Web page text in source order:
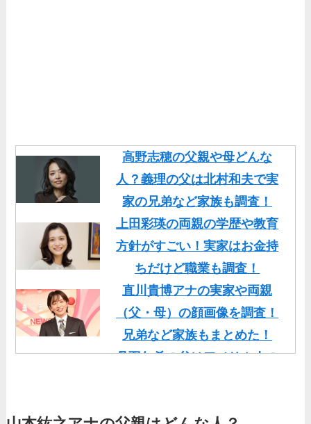
高野志穂の父親や母どんな
人？義理の父は北村和夫で実
家の兄弟など家族も調査！
上田彩瑛の両親の学歴や教育
方針がすごい！実家はお金持
ちだけど職業も調査！
直川貴博アナの実家や両親
（父・母）の顔画像を調査！
兄弟など家族もまとめた！
丹羽仁希の父はアメリカ人の